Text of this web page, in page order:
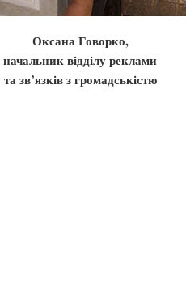
Оксана Говорко,
начальник відділу реклами
та зв’язків з громадськістю